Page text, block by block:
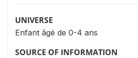
UNIVERSE
Enfant âgé de 0-4 ans
SOURCE OF INFORMATION